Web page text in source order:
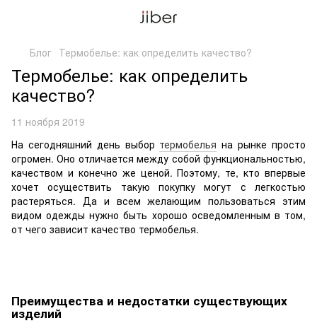
Блог Термобелье: как определить качество?
Термобелье: как определить
качество?
11 ноября 2019
На сегодняшний день выбор термобелья на рынке просто
огромен. Оно отличается между собой функциональностью,
качеством и конечно же ценой. Поэтому, те, кто впервые
хочет осуществить такую покупку могут с легкостью
растеряться. Да и всем желающим пользоваться этим
видом одежды нужно быть хорошо осведомленным в том,
от чего зависит качество термобелья.
Преимущества и недостатки существующих
изделий